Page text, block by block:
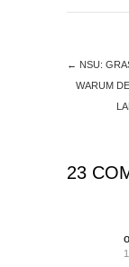
← NSU:
WARUM
23